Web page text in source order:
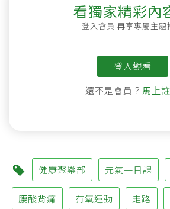
看獨家精彩內
登入會員 再享專屬主題
登入觀看
還不是會員？ 馬上
健康聚樂部 元氣一日課
腰酸背痛 有氧運動 走路